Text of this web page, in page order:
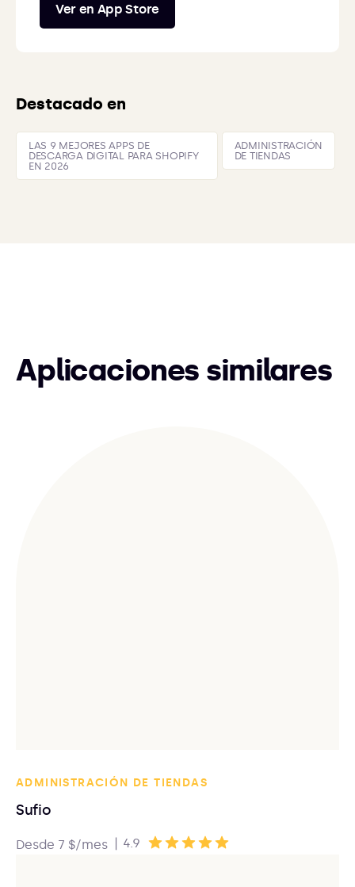
Ver en App Store
Destacado en
LAS 9 MEJORES APPS DE
DESCARGA DIGITAL PARA SHOPIFY
EN 2026
ADMINISTRACIÓN
DE TIENDAS
Aplicaciones similares
ADMINISTRACIÓN DE TIENDAS
Sufio
Desde 7 $/mes 4.9